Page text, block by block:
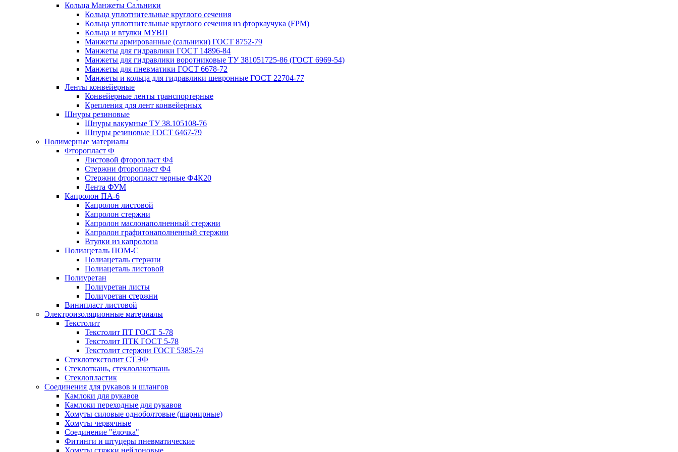
Кольца Манжеты Сальники
Кольца уплотнительные круглого сечения
Кольца уплотнительные круглого сечения из фторкаучука (FPM)
Кольца и втулки МУВП
Манжеты армированные (сальники) ГОСТ 8752-79
Манжеты для гидравлики ГОСТ 14896-84
Манжеты для гидравлики воротниковые ТУ 381051725-86 (ГОСТ 6969-54)
Манжеты для пневматики ГОСТ 6678-72
Манжеты и кольца для гидравлики шевронные ГОСТ 22704-77
Ленты конвейерные
Конвейерные ленты транспортерные
Крепления для лент конвейерных
Шнуры резиновые
Шнуры вакумные ТУ 38.105108-76
Шнуры резиновые ГОСТ 6467-79
Полимерные материалы
Фторопласт Ф
Листовой фторопласт Ф4
Стержни фторопласт Ф4
Стержни фторопласт черные Ф4К20
Лента ФУМ
Капролон ПА-6
Капролон листовой
Капролон стержни
Капролон маслонаполненный стержни
Капролон графитонаполненный стержни
Втулки из капролона
Полиацеталь ПОМ-С
Полиацеталь стержни
Полиацеталь листовой
Полиуретан
Полиуретан листы
Полиуретан стержни
Винипласт листовой
Электроизоляционные материалы
Текстолит
Текстолит ПТ ГОСТ 5-78
Текстолит ПТК ГОСТ 5-78
Текстолит стержни ГОСТ 5385-74
Стеклотекстолит СТЭФ
Стеклоткань, стеклолакоткань
Стеклопластик
Соединения для рукавов и шлангов
Камлоки для рукавов
Камлоки переходные для рукавов
Хомуты силовые одноболтовые (шарнирные)
Хомуты червячные
Соединение "ёлочка"
Фитинги и штуцеры пневматические
Хомуты стяжки нейлоновые